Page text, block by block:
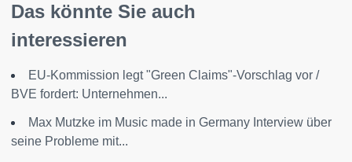
Das könnte Sie auch
interessieren
EU-Kommission legt "Green Claims"-Vorschlag vor /
BVE fordert: Unternehmen...
Max Mutzke im Music made in Germany Interview über
seine Probleme mit...